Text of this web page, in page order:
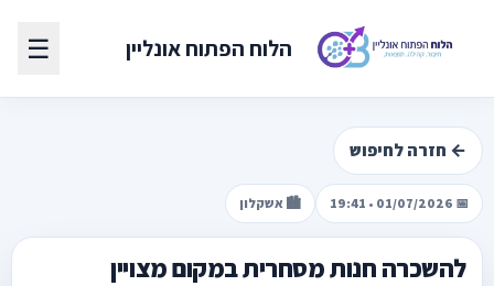
הלוח הפתוח אונליין ☰
← חזרה לחיפוש
📅 01/07/2026 • 19:41 🏙️ אשקלון
להשכרה חנות מסחרית במקום מצויין